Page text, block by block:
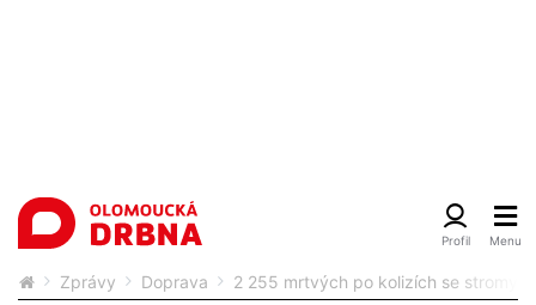
Zprávy Doprava 2 255 mrtvých po kolizích se stromy